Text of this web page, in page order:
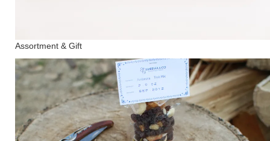
Assortment & Gift